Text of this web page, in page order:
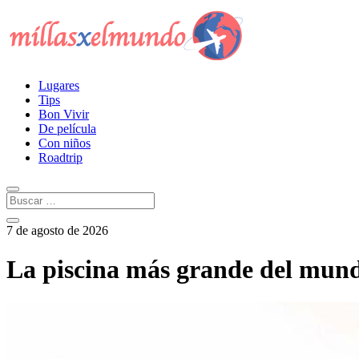
Lugares
Tips
Bon Vivir
De película
Con niños
Roadtrip
7 de agosto de 2026
La piscina más grande del